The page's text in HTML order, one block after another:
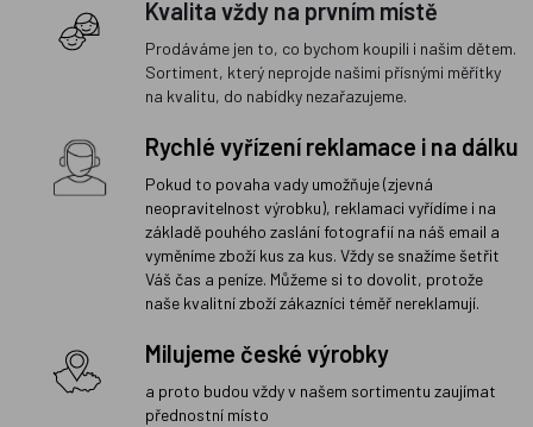
Kvalita vždy na prvním místě
Prodáváme jen to, co bychom koupili i našim dětem.
Sortiment, který neprojde našimi přísnými měřítky
na kvalitu, do nabídky nezařazujeme.
Rychlé vyřízení reklamace i na dálku
Pokud to povaha vady umožňuje (zjevná
neopravitelnost výrobku), reklamaci vyřídíme i na
základě pouhého zaslání fotografií na náš email a
vyměníme zboží kus za kus. Vždy se snažíme šetřit
Váš čas a peníze. Můžeme si to dovolit, protože
naše kvalitní zboží zákazníci téměř nereklamují.
Milujeme české výrobky
a proto budou vždy v našem sortimentu zaujímat
přednostní místo